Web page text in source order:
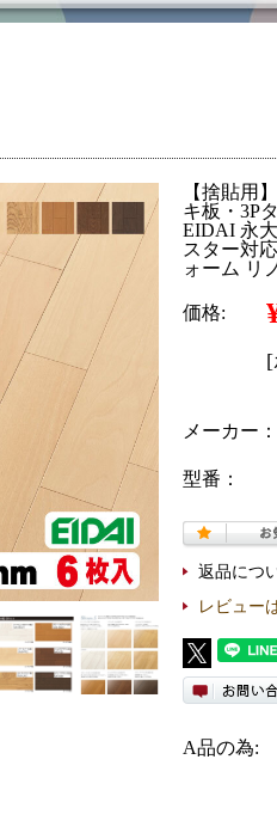
【捨貼用
キ板・3P
EIDAI 永
スター対
ォーム リ
価格:
メーカー：
型番：
返品につ
レビュー
A品の為: